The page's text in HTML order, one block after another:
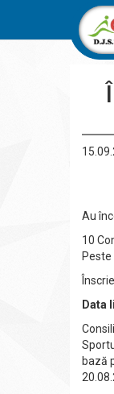
Au
10
Data
bază